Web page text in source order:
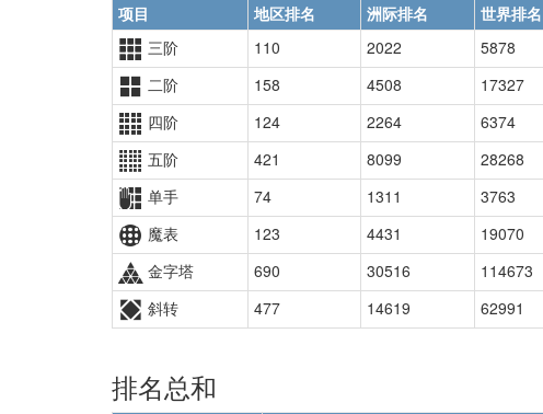
项目 地区排名 洲际排名 世界排名
三阶
110 2022 5878
二阶
158 4508 17327
四阶
124 2264 6374
五阶
421 8099 28268
单手
74 1311 3763
魔表
123 4431 19070
金字塔
690 30516 114673
斜转
477 14619 62991
排名总和